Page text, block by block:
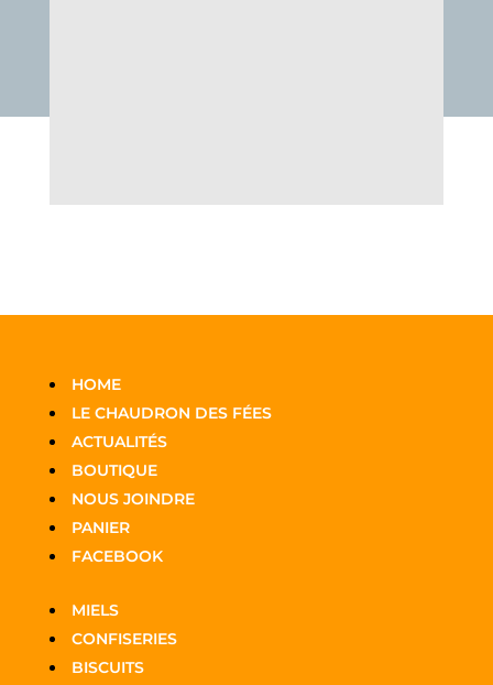
HOME
LE CHAUDRON DES FÉES
ACTUALITÉS
BOUTIQUE
NOUS JOINDRE
PANIER
FACEBOOK
MIELS
CONFISERIES
BISCUITS